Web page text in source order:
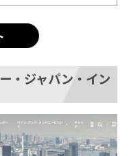
・ジャパン・イン